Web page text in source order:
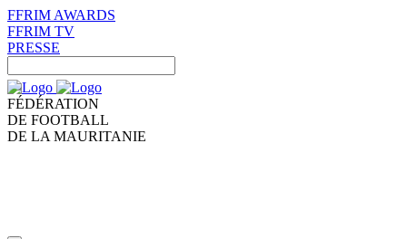
FFRIM AWARDS
FFRIM TV
PRESSE
FÉDÉRATION
DE FOOTBALL
DE LA MAURITANIE